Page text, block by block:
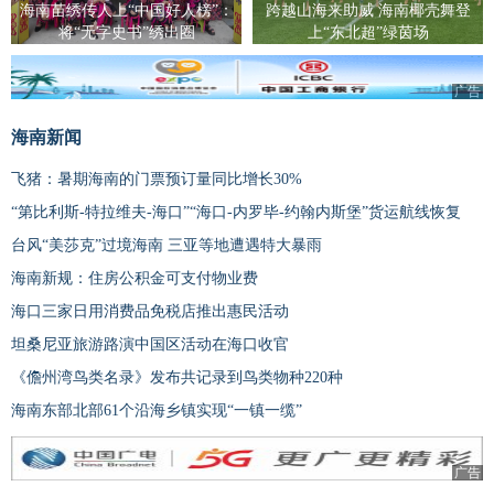
海南苗绣传人上“中国好人榜”：
将“无字史书”绣出圈
跨越山海来助威 海南椰壳舞登
上“东北超”绿茵场
广告
海南新闻
飞猪：暑期海南的门票预订量同比增长30%
“第比利斯-特拉维夫-海口”“海口-内罗毕-约翰内斯堡”货运航线恢复
台风“美莎克”过境海南 三亚等地遭遇特大暴雨
海南新规：住房公积金可支付物业费
海口三家日用消费品免税店推出惠民活动
坦桑尼亚旅游路演中国区活动在海口收官
《儋州湾鸟类名录》发布共记录到鸟类物种220种
海南东部北部61个沿海乡镇实现“一镇一缆”
广告